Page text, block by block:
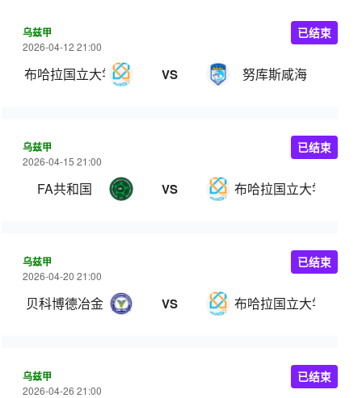
乌兹甲
2026-04-12 21:00
布哈拉国立大学 VS 努库斯咸海
已结束
乌兹甲
2026-04-15 21:00
FA共和国 VS 布哈拉国立大学
已结束
乌兹甲
2026-04-20 21:00
贝科博德冶金 VS 布哈拉国立大学
已结束
乌兹甲
2026-04-26 21:00
已结束